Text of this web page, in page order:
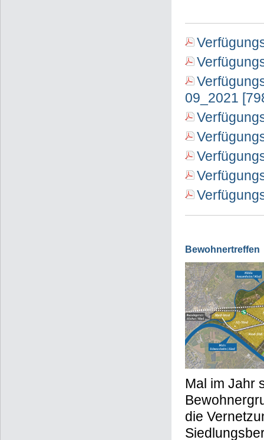
09_2021
Bewohnertreffen
Mal im Jahr
die